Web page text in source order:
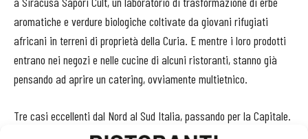
aromatiche e verdure biologiche coltivate da giovani rifugiati
africani in terreni di proprietà della Curia. E mentre i loro prodotti
entrano nei negozi e nelle cucine di alcuni ristoranti, stanno già
pensando ad aprire un catering, ovviamente multietnico.
Tre casi eccellenti dal Nord al Sud Italia, passando per la Capitale.